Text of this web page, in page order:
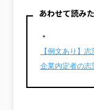
あわせて読み
・
【例文あり】
企業内定者の志